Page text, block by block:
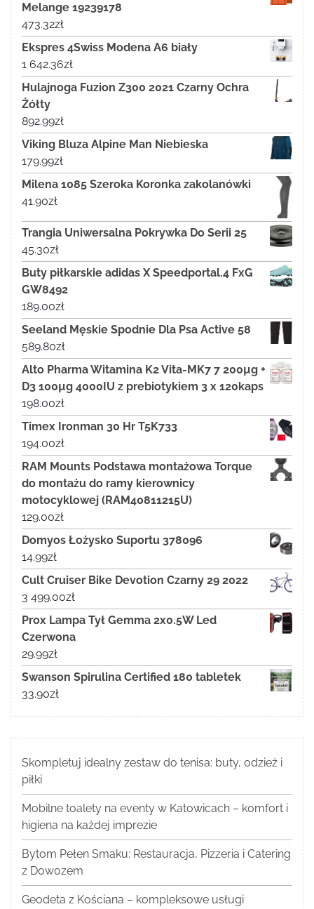
Melange 19239178
473.32zł
Ekspres 4Swiss Modena A6 biały
1 642.36zł
Hulajnoga Fuzion Z300 2021 Czarny Ochra
Żółty
892.99zł
Viking Bluza Alpine Man Niebieska
179.99zł
Milena 1085 Szeroka Koronka zakolanówki
41.90zł
Trangia Uniwersalna Pokrywka Do Serii 25
45.30zł
Buty piłkarskie adidas X Speedportal.4 FxG
GW8492
189.00zł
Seeland Męskie Spodnie Dla Psa Active 58
589.80zł
Alto Pharma Witamina K2 Vita-MK7 7 200µg +
D3 100µg 4000IU z prebiotykiem 3 x 120kaps
198.00zł
Timex Ironman 30 Hr T5K733
194.00zł
RAM Mounts Podstawa montażowa Torque
do montażu do ramy kierownicy
motocyklowej (RAM40811215U)
129.00zł
Domyos Łożysko Suportu 378096
14.99zł
Cult Cruiser Bike Devotion Czarny 29 2022
3 499.00zł
Prox Lampa Tył Gemma 2x0.5W Led
Czerwona
29.99zł
Swanson Spirulina Certified 180 tabletek
33.90zł
Skompletuj idealny zestaw do tenisa: buty, odzież i
piłki
Mobilne toalety na eventy w Katowicach – komfort i
higiena na każdej imprezie
Bytom Pełen Smaku: Restauracja, Pizzeria i Catering
z Dowozem
Geodeta z Kościana – kompleksowe usługi